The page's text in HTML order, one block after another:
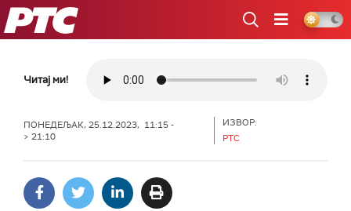
РТС
Читај ми!
ПОНЕДЕЉАК, 25.12.2023, 11:15 -
> 21:10
ИЗВОР:
РТС